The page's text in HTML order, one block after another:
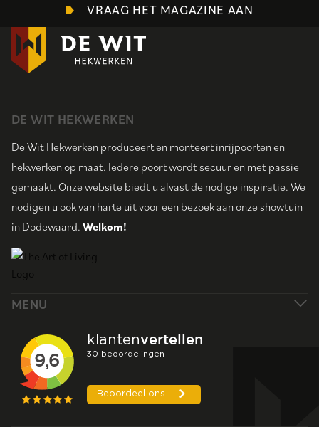
VRAAG HET MAGAZINE AAN
DE WIT HEKWERKEN
De Wit Hekwerken produceert en monteert inrijpoorten en
hekwerken op maat. Iedere poort wordt secuur en met passie
gemaakt. Onze website biedt u alvast de nodige inspiratie. We
nodigen u ook van harte uit voor een bezoek aan onze showtuin
in Dodewaard. Welkom!
MENU